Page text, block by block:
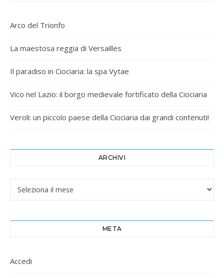
Arco del Trionfo
La maestosa reggia di Versailles
Il paradiso in Ciociaria: la spa Vytae
Vico nel Lazio: il borgo medievale fortificato della Ciociaria
Veroli: un piccolo paese della Ciociaria dai grandi contenuti!
ARCHIVI
META
Accedi